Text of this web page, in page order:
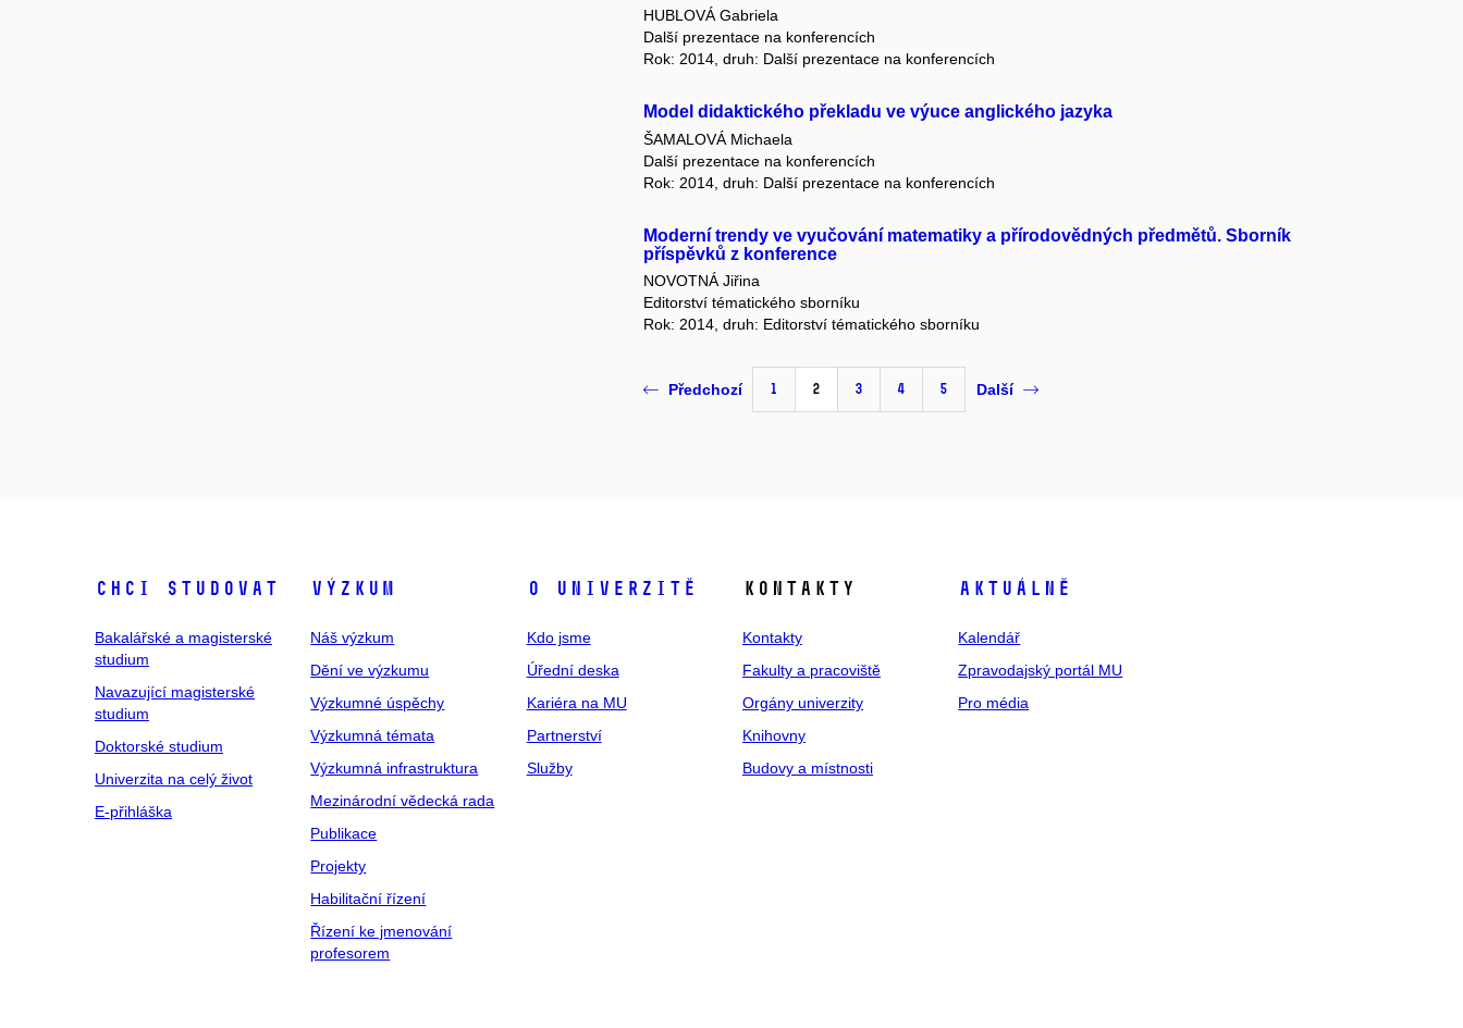
HUBLOVÁ Gabriela
Další prezentace na konferencích
Rok: 2014, druh: Další prezentace na konferencích
Model didaktického překladu ve výuce anglického jazyka
ŠAMALOVÁ Michaela
Další prezentace na konferencích
Rok: 2014, druh: Další prezentace na konferencích
Moderní trendy ve vyučování matematiky a přírodovědných předmětů. Sborník
příspěvků z konference
NOVOTNÁ Jiřina
Editorství tématického sborníku
Rok: 2014, druh: Editorství tématického sborníku
Předchozí 1 2 3 4 5 Další
Chci studovat
Bakalářské a magisterské
studium
Navazující magisterské
studium
Doktorské studium
Univerzita na celý život
E-přihláška
Výzkum
Náš výzkum
Dění ve výzkumu
Výzkumné úspěchy
Výzkumná témata
Výzkumná infrastruktura
Mezinárodní vědecká rada
Publikace
Projekty
Habilitační řízení
Řízení ke jmenování
profesorem
O univerzitě
Kdo jsme
Úřední deska
Kariéra na MU
Partnerství
Služby
Kontakty
Kontakty
Fakulty a pracoviště
Orgány univerzity
Knihovny
Budovy a místnosti
Aktuálně
Kalendář
Zpravodajský portál MU
Pro média